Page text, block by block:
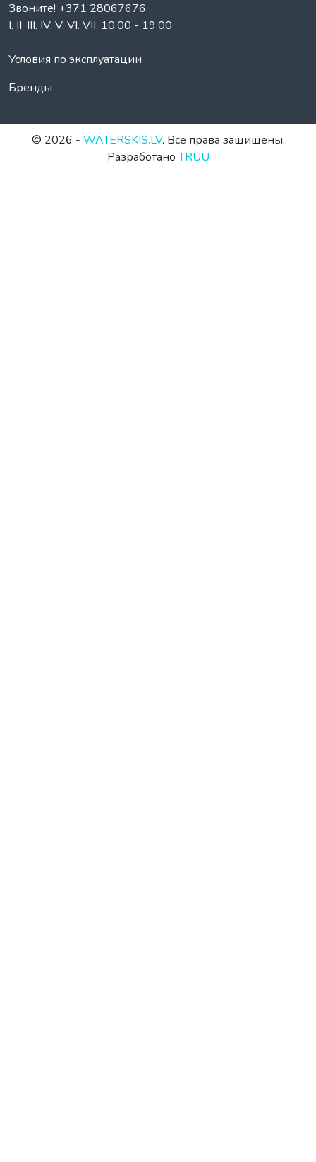
Звоните! +371 28067676
I. II. III. IV. V. VI. VII. 10.00 - 19.00
Условия по эксплуатации
Бренды
© 2026 - WATERSKIS.LV. Все права защищены.
РазработаноTRUU